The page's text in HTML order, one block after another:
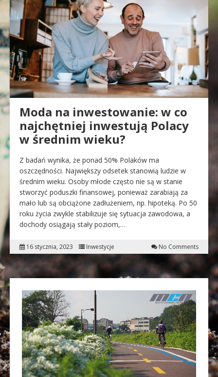
Moda na inwestowanie: w co
najchętniej inwestują Polacy
w średnim wieku?
Z badań wynika, że ponad 50% Polaków ma
oszczędności. Największy odsetek stanowią ludzie w
średnim wieku. Osoby młode często nie są w stanie
stworzyć poduszki finansowej, ponieważ zarabiają za
mało lub są obciążone zadłużeniem, np. hipoteką. Po 50
roku życia zwykle stabilizuje się sytuacja zawodowa, a
dochody osiągają stały poziom,…
16 stycznia, 2023 Inwestycje No Comments